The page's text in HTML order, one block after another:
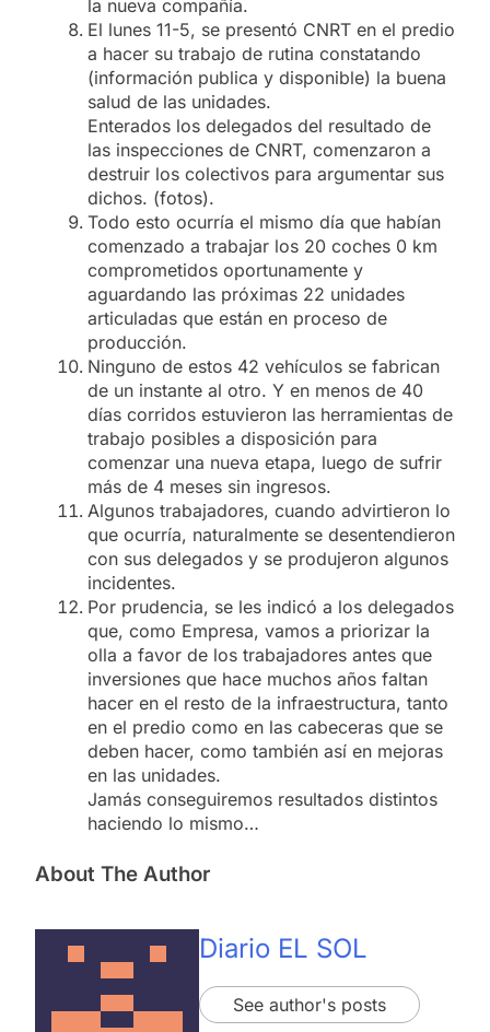
la nueva compañía.
El lunes 11-5, se presentó CNRT en el predio
a hacer su trabajo de rutina constatando
(información publica y disponible) la buena
salud de las unidades.
Enterados los delegados del resultado de
las inspecciones de CNRT, comenzaron a
destruir los colectivos para argumentar sus
dichos. (fotos).
Todo esto ocurría el mismo día que habían
comenzado a trabajar los 20 coches 0 km
comprometidos oportunamente y
aguardando las próximas 22 unidades
articuladas que están en proceso de
producción.
Ninguno de estos 42 vehículos se fabrican
de un instante al otro. Y en menos de 40
días corridos estuvieron las herramientas de
trabajo posibles a disposición para
comenzar una nueva etapa, luego de sufrir
más de 4 meses sin ingresos.
Algunos trabajadores, cuando advirtieron lo
que ocurría, naturalmente se desentendieron
con sus delegados y se produjeron algunos
incidentes.
Por prudencia, se les indicó a los delegados
que, como Empresa, vamos a priorizar la
olla a favor de los trabajadores antes que
inversiones que hace muchos años faltan
hacer en el resto de la infraestructura, tanto
en el predio como en las cabeceras que se
deben hacer, como también así en mejoras
en las unidades.
Jamás conseguiremos resultados distintos
haciendo lo mismo…
About The Author
Diario EL SOL
See author's posts